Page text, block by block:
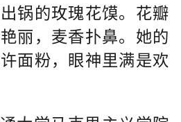
锅的玫瑰花馍。花瓣
丽，麦香扑鼻。她的
面粉，眼神里满是欢